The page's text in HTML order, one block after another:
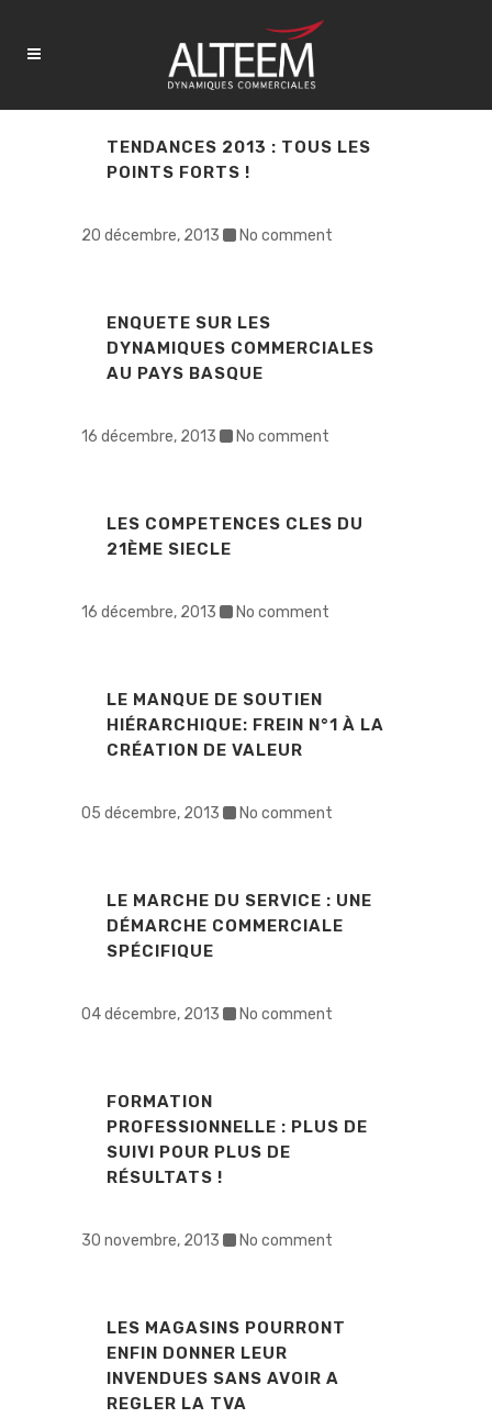
TENDANCES 2013 : TOUS LES
POINTS FORTS !
20 décembre, 2013 No comment
ENQUETE SUR LES
DYNAMIQUES COMMERCIALES
AU PAYS BASQUE
16 décembre, 2013 No comment
LES COMPETENCES CLES DU
21ÈME SIECLE
16 décembre, 2013 No comment
LE MANQUE DE SOUTIEN
HIÉRARCHIQUE: FREIN N°1 À LA
CRÉATION DE VALEUR
05 décembre, 2013 No comment
LE MARCHE DU SERVICE : UNE
DÉMARCHE COMMERCIALE
SPÉCIFIQUE
04 décembre, 2013 No comment
FORMATION
PROFESSIONNELLE : PLUS DE
SUIVI POUR PLUS DE
RÉSULTATS !
30 novembre, 2013 No comment
LES MAGASINS POURRONT
ENFIN DONNER LEUR
INVENDUES SANS AVOIR A
REGLER LA TVA